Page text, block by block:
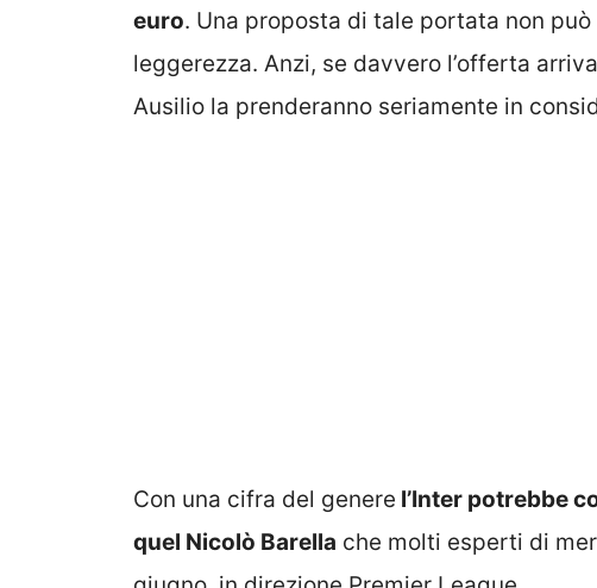
euro. Una proposta di tale portata non
leggerezza. Anzi, se davvero l’offerta
Ausilio la prenderanno seriamente in
Con una cifra del genere l’Inter potrebbe
quel Nicolò Barella che molti esperti di